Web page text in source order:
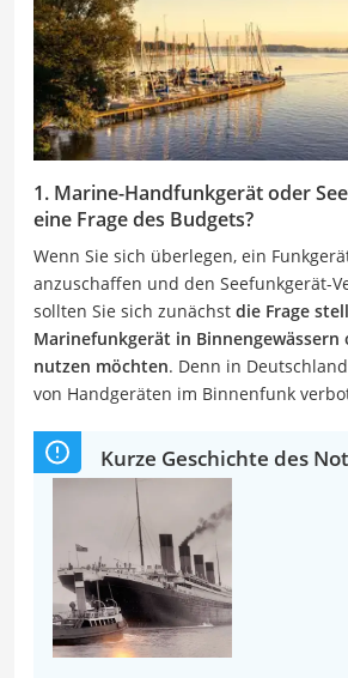
1. Marine-Handfunkgerät oder
eine Frage des Budgets?
Wenn Sie sich überlegen, ein
anzuschaffen und den Seefunkgerät-
sollten Sie sich zunächst die Frage
Marinefunkgerät in Binnengewässern
nutzen möchten. Denn in
von Handgeräten im Binnenfunk
Kurze Geschichte des